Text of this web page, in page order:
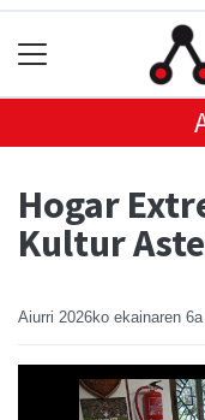
Hogar
Kultur
Aiurri 2026ko ekainaren 6a